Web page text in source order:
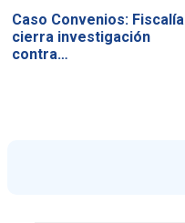
Caso Convenios: Fiscalía
cierra investigación
contra…